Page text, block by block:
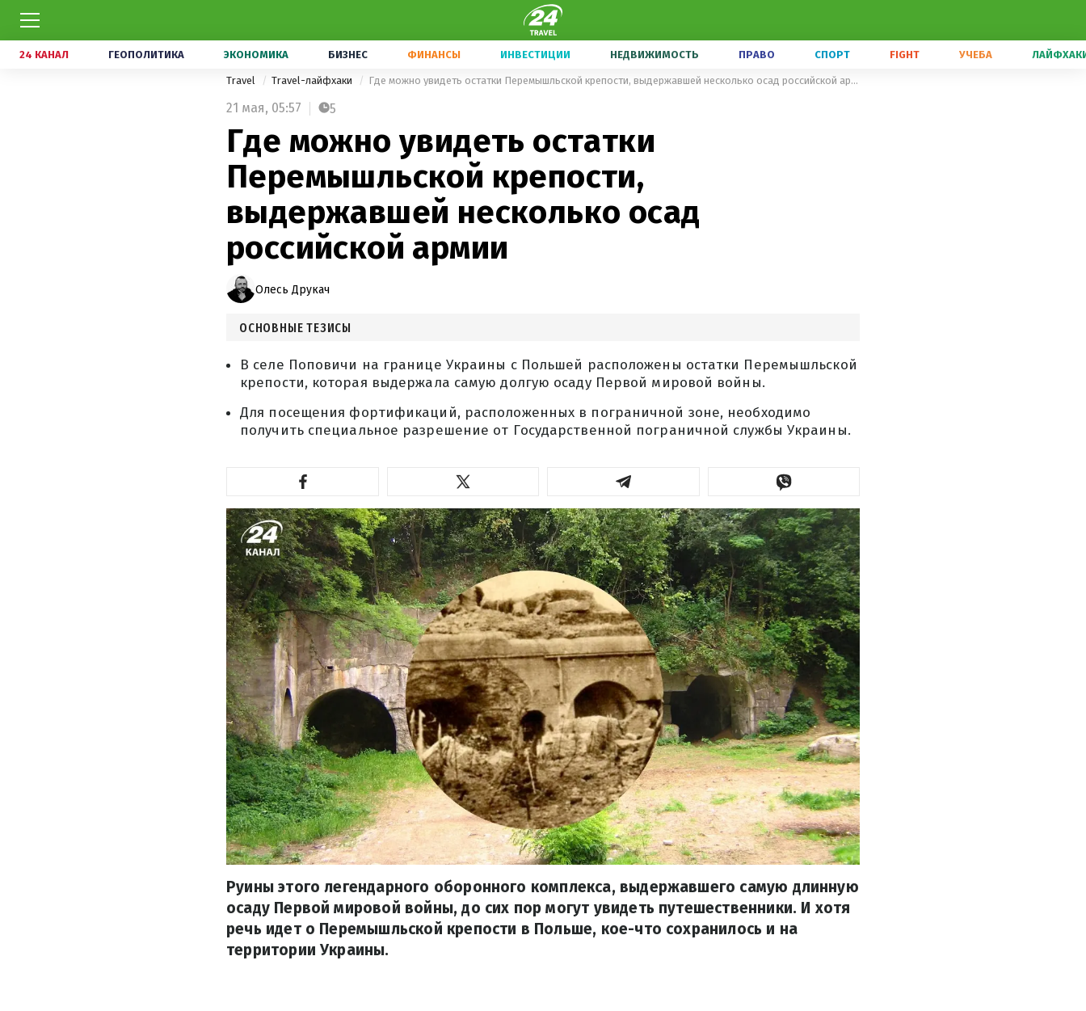
24 КАНАЛ ГЕОПОЛИТИКА ЭКОНОМИКА БИЗНЕС ФИНАНСЫ ИНВЕСТИЦИИ НЕДВИЖИМОСТЬ ПРАВО СПОРТ FIGHT УЧЕБА
Travel Travel-лайфхаки Где можно увидеть остатки Перемышльской крепости, выдержавшей несколько осад российской армии
21 мая, 05:57 5
Где можно увидеть остатки
Перемышльской крепости,
выдержавшей несколько осад
российской армии
Олесь Друкач
ОСНОВНЫЕ ТЕЗИСЫ
В селе Поповичи на границе Украины с Польшей расположены остатки Перемышльской
крепости, которая выдержала самую долгую осаду Первой мировой войны.
Для посещения фортификаций, расположенных в пограничной зоне, необходимо
получить специальное разрешение от Государственной пограничной службы Украины.
Руины этого легендарного оборонного комплекса, выдержавшего самую длинную
осаду Первой мировой войны, до сих пор могут увидеть путешественники. И хотя
речь идет о Перемышльской крепости в Польше, кое-что сохранилось и на
территории Украины.